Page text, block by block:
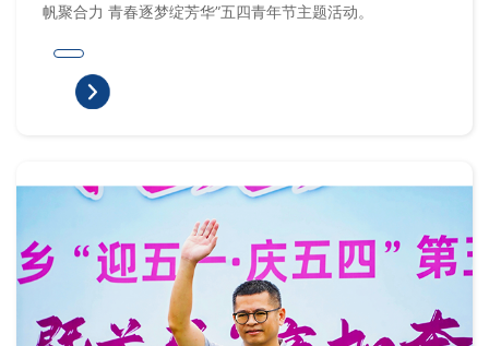
帆聚合力 青春逐梦绽芳华”五四青年节主题活动。